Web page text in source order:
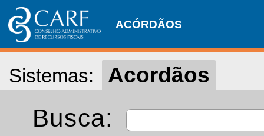
ACÓRDÃOS
Sistemas: Acordãos
Busca: